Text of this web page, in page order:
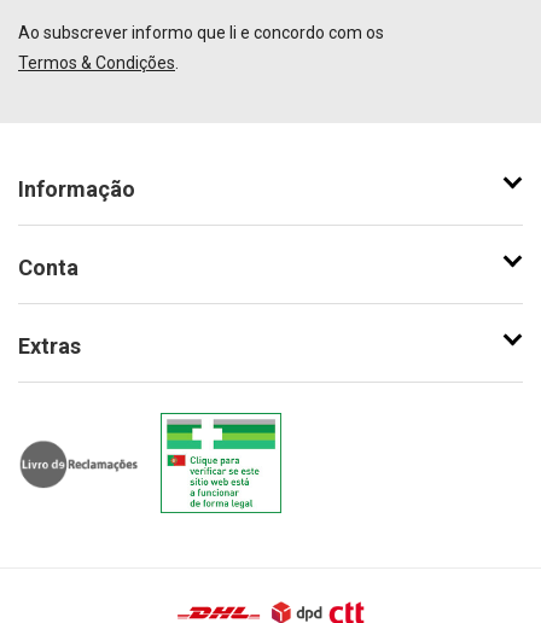
Ao subscrever informo que li e concordo com os
Termos & Condições
Informação
Conta
Extras